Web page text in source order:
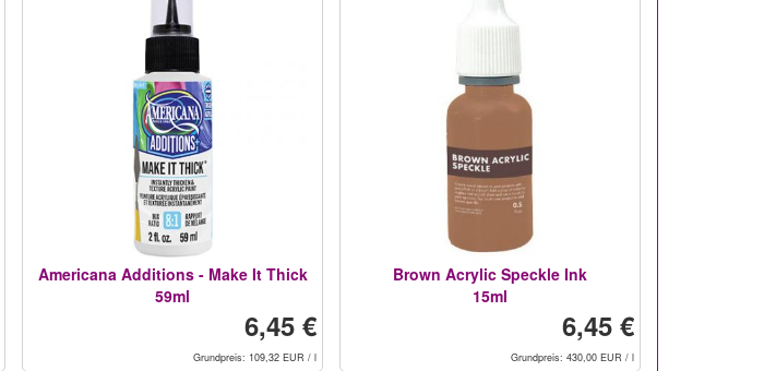
Americana Additions - Make It Thick
59ml
6,45 €
Grundpreis: 109,32 EUR / l
Brown Acrylic Speckle Ink
15ml
6,45 €
Grundpreis: 430,00 EUR / l